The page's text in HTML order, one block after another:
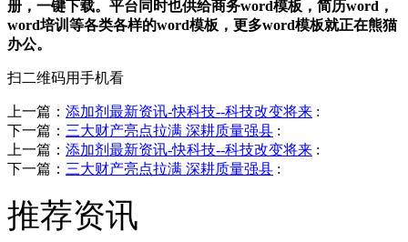
册，一键下载。平台同时也供给商务word模板，简历word，
word培训等各类各样的word模板，更多word模板就正在熊猫
办公。
扫二维码用手机看
上一篇： 添加剂最新资讯-快科技--科技改变将来 :
下一篇： 三大财产亮点拉满 深耕质量强县 :
上一篇： 添加剂最新资讯-快科技--科技改变将来 :
下一篇： 三大财产亮点拉满 深耕质量强县 :
推荐资讯